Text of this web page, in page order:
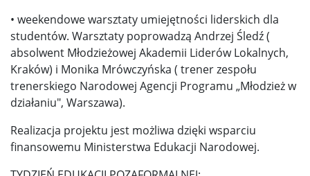
• weekendowe warsztaty umiejętności liderskich dla
studentów. Warsztaty poprowadzą Andrzej Śledź (
absolwent Młodzieżowej Akademii Liderów Lokalnych,
Kraków) i Monika Mrówczyńska ( trener zespołu
trenerskiego Narodowej Agencji Programu „Młodzież w
działaniu", Warszawa).
Realizacja projektu jest możliwa dzięki wsparciu
finansowemu Ministerstwa Edukacji Narodowej.